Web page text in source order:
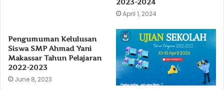
2023-2024
April 1, 2024
Pengumuman Kelulusan
Siswa SMP Ahmad Yani
Makassar Tahun Pelajaran
2022-2023
June 8, 2023